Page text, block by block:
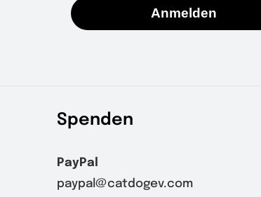
Anmelden
Spenden
PayPal
paypal@catdogev.com